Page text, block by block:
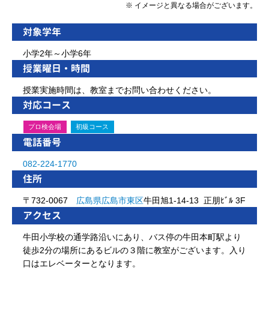
※ イメージと異なる場合がございます。
対象学年
小学2年～小学6年
授業曜日・時間
授業実施時間は、教室までお問い合わせください。
対応コース
プロ検会場 初級コース
電話番号
082-224-1770
住所
〒732-0067 広島県広島市東区牛田旭1-14-13 正朋ﾋﾞﾙ 3F
アクセス
牛田小学校の通学路沿いにあり、バス停の牛田本町駅より
徒歩2分の場所にあるビルの３階に教室がございます。入り
口はエレベーターとなります。